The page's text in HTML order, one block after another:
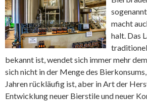
macht
halt. Das
bekannt ist, wendet sich immer mehr
sich nicht in der Menge des
Jahren rückläufig ist, aber in Art der
Entwicklung neuer Bierstile und neuer